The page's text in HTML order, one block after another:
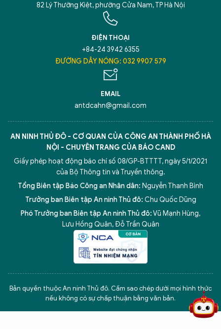
82 Lý Thường Kiệt, phường Cửa Nam, TP Hà Nội
ĐIỆN THOẠI
+84-24 3942 6355
ĐƯỜNG DÂY NÓNG: 032 9907 579
EMAIL
antdcahn@gmail.com
AN NINH THỦ ĐÔ - CƠ QUAN CỦA CÔNG AN THÀNH PHỐ HÀ
NỘI - CHUYÊN TRANG CỦA BÁO CAND
Giấy phép hoạt động báo chí số 08/GP-BTTTT, ngày 5/1/2021
của Bộ Thông tin và Truyền thông.
Tổng Biên tập Báo Công an Nhân dân: Nguyễn Thanh Bình
Trưởng ban Biên tập An ninh Thủ đô: Chu Quốc Dũng
Phó Trưởng ban Biên tập An ninh Thủ đô:Vũ Mạnh Hùng,
Lưu Hồng Quân, Đỗ Trần Quân
Bản quyền thuộc An ninh Thủ đô. Cấm sao chép dưới mọi hình thức
nếu không có sự chấp thuận bằng văn bản.
5 điểm nghẽn của Hà Nội giải pháp xử lý điểm nghẽn của